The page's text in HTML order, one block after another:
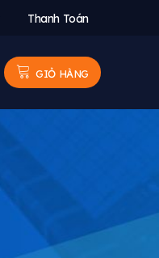
Thanh Toán
GIỎ HÀNG